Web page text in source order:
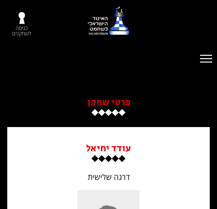
כניסה
לשחקנים
פרטי שחקן
עודד יחיאל
דרגה שלישית